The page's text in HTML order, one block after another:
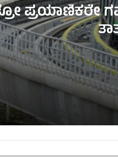
ಪ್ರಯಾಣಿಕರೇ
ಪ್ರಯಾಣಿಕರೇ ಗಮನಿಸಿ – ಇಂದು